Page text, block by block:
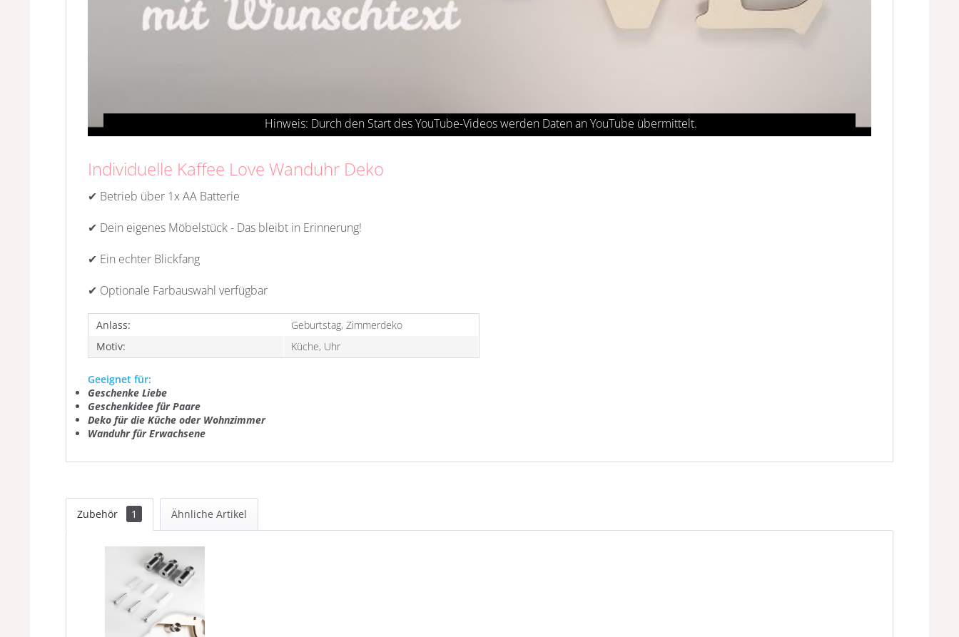
Individuelle Kaffee Love Wanduhr Deko
✔ Betrieb über 1x AA Batterie
✔ Dein eigenes Möbelstück - Das bleibt in Erinnerung!
✔ Ein echter Blickfang
✔ Optionale Farbauswahl verfügbar
Anlass:
Geburtstag, Zimmerdeko
Motiv:
Küche, Uhr
Geeignet für:
Geschenke Liebe
Geschenkidee für Paare
Deko für die Küche oder Wohnzimmer
Wanduhr für Erwachsene
Zubehör 1 Ähnliche Artikel